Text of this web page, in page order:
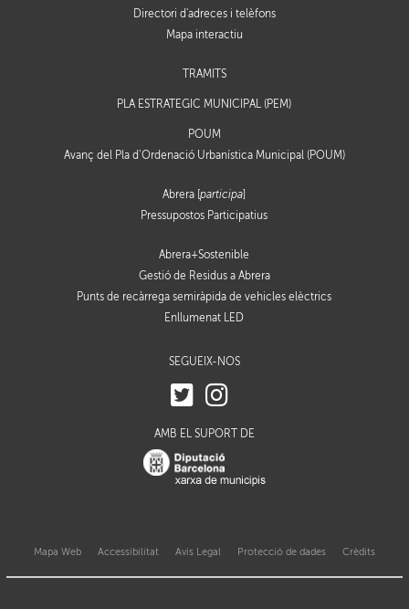
Directori d'adreces i telèfons
Mapa interactiu
TRÀMITS
PLA ESTRATÈGIC MUNICIPAL (PEM)
POUM
Avanç del Pla d’Ordenació Urbanística Municipal (POUM)
Abrera [participa]
Pressupostos Participatius
Abrera+Sostenible
Gestió de Residus a Abrera
Punts de recàrrega semiràpida de vehicles elèctrics
Enllumenat LED
SEGUEIX-NOS
AMB EL SUPORT DE
Mapa Web Accessibilitat Avis Legal Protecció de dades Crèdits